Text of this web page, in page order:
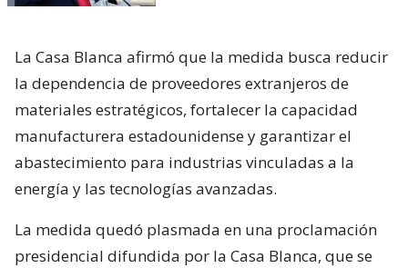
La Casa Blanca afirmó que la medida busca reducir
la dependencia de proveedores extranjeros de
materiales estratégicos, fortalecer la capacidad
manufacturera estadounidense y garantizar el
abastecimiento para industrias vinculadas a la
energía y las tecnologías avanzadas.
La medida quedó plasmada en una proclamación
presidencial difundida por la Casa Blanca, que se